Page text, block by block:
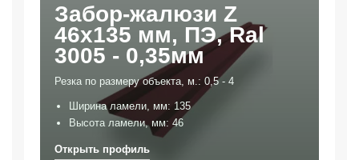
Забор-жалюзи Z
46х135 мм, ПЭ, Ral
3005 - 0,35мм
Резка по размеру объекта, м.: 0,5 - 4
Ширина ламели, мм: 135
Высота ламели, мм: 46